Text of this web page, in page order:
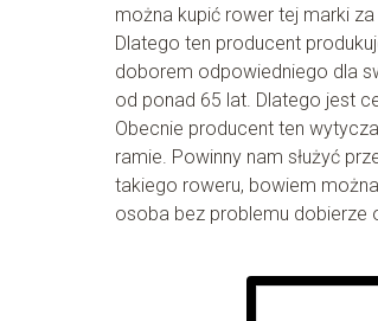
można kupić rower tej marki
Dlatego ten producent
doborem odpowiedniego dla
od ponad 65 lat. Dlatego jest
Obecnie producent ten
ramie. Powinny nam służyć
takiego roweru, bowiem
osoba bez problemu dobierze